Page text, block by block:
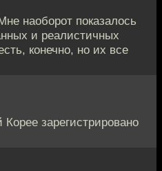
наоборот показалось
и реалистичных
конечно, но их все
зарегистрировано